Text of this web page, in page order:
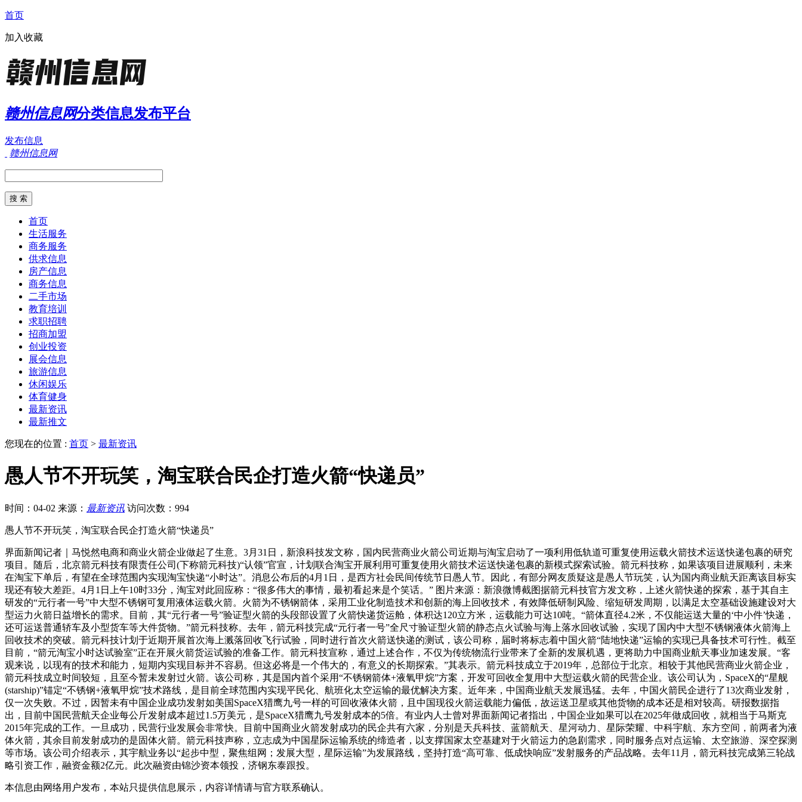
首页
加入收藏
赣州信息网分类信息发布平台
发布信息
赣州信息网
首页
生活服务
商务服务
供求信息
房产信息
商务信息
二手市场
教育培训
求职招聘
招商加盟
创业投资
展会信息
旅游信息
休闲娱乐
体育健身
最新资讯
最新推文
您现在的位置 : 首页 > 最新资讯
愚人节不开玩笑，淘宝联合民企打造火箭“快递员”
时间：04-02 来源： 最新资讯 访问次数：994
愚人节不开玩笑，淘宝联合民企打造火箭“快递员”
界面新闻记者｜马悦然电商和商业火箭企业做起了生意。3月31日，新浪科技发文称，国内民营商业火箭公司近期与淘宝启动了一项利用低轨道可重复使用运载火箭技术运送快递包裹的研究
项目。随后，北京箭元科技有限责任公司(下称箭元科技)“认领”官宣，计划联合淘宝开展利用可重复使用火箭技术运送快递包裹的新模式探索试验。箭元科技称，如果该项目进展顺利，未来
在淘宝下单后，有望在全球范围内实现淘宝快递“小时达”。消息公布后的4月1日，是西方社会民间传统节日愚人节。因此，有部分网友质疑这是愚人节玩笑，认为国内商业航天距离该目标实
现还有较大差距。4月1日上午10时33分，淘宝对此回应称：“很多伟大的事情，最初看起来是个笑话。” 图片来源：新浪微博截图据箭元科技官方发文称，上述火箭快递的探索，基于其自主
研发的“元行者一号”中大型不锈钢可复用液体运载火箭。火箭为不锈钢箭体，采用工业化制造技术和创新的海上回收技术，有效降低研制风险、缩短研发周期，以满足太空基础设施建设对大
型运力火箭日益增长的需求。目前，其“元行者一号”验证型火箭的头段部设置了火箭快递货运舱，体积达120立方米，运载能力可达10吨。“箭体直径4.2米，不仅能运送大量的‘中小件’快递，
还可运送普通轿车及小型货车等大件货物。”箭元科技称。去年，箭元科技完成“元行者一号”全尺寸验证型火箭的静态点火试验与海上落水回收试验，实现了国内中大型不锈钢液体火箭海上
回收技术的突破。箭元科技计划于近期开展首次海上溅落回收飞行试验，同时进行首次火箭送快递的测试，该公司称，届时将标志着中国火箭“陆地快递”运输的实现已具备技术可行性。截至
目前，“箭元淘宝小时达试验室”正在开展火箭货运试验的准备工作。箭元科技宣称，通过上述合作，不仅为传统物流行业带来了全新的发展机遇，更将助力中国商业航天事业加速发展。“客
观来说，以现有的技术和能力，短期内实现目标并不容易。但这必将是一个伟大的，有意义的长期探索。”其表示。箭元科技成立于2019年，总部位于北京。相较于其他民营商业火箭企业，
箭元科技成立时间较短，且至今暂未发射过火箭。该公司称，其是国内首个采用“不锈钢箭体+液氧甲烷”方案，开发可回收全复用中大型运载火箭的民营企业。该公司认为，SpaceX的“星舰
(starship)”锚定“不锈钢+液氧甲烷”技术路线，是目前全球范围内实现平民化、航班化太空运输的最优解决方案。近年来，中国商业航天发展迅猛。去年，中国火箭民企进行了13次商业发射，
仅一次失败。不过，因暂未有中国企业成功发射如美国SpaceX猎鹰九号一样的可回收液体火箭，且中国现役火箭运载能力偏低，故运送卫星或其他货物的成本还是相对较高。研报数据指
出，目前中国民营航天企业每公斤发射成本超过1.5万美元，是SpaceX猎鹰九号发射成本的5倍。有业内人士曾对界面新闻记者指出，中国企业如果可以在2025年做成回收，就相当于马斯克
2015年完成的工作。一旦成功，民营行业发展会非常快。目前中国商业火箭发射成功的民企共有六家，分别是天兵科技、蓝箭航天、星河动力、星际荣耀、中科宇航、东方空间，前两者为液
体火箭，其余目前发射成功的是固体火箭。箭元科技声称，立志成为中国星际运输系统的缔造者，以支撑国家太空基建对于火箭运力的急剧需求，同时服务点对点运输、太空旅游、深空探测
等市场。该公司介绍表示，其宇航业务以“起步中型，聚焦组网；发展大型，星际运输”为发展路线，坚持打造“高可靠、低成快响应”发射服务的产品战略。去年11月，箭元科技完成第三轮战
略引资工作，融资金额2亿元。此次融资由锦沙资本领投，济钢东泰跟投。
本信息由网络用户发布， 本站只提供信息展示，内容详情请与官方联系确认。